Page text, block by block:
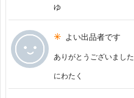
ゆ
よい出品者です
ありがとうございました
にわたく